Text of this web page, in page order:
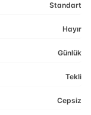
Standart
Hayır
Günlük
Tekli
Cepsiz